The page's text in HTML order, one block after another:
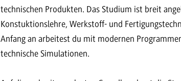
technischen Produkten. Das Studium ist breit
Konstuktionslehre, Werkstoff- und
Anfang an arbeitest du mit modernen
technische Simulationen.